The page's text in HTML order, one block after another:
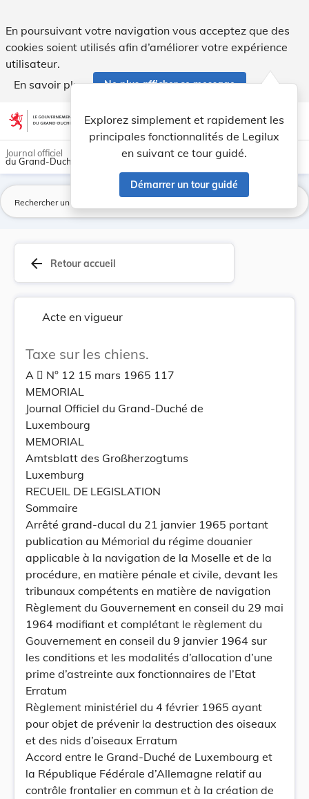
En poursuivant votre navigation vous acceptez que des
cookies soient utilisés afin d’améliorer votre expérience
utilisateur.
En savoir plus
Ne plus afficher ce message
Aller au contenu account_circle help Aide
Explorez simplement et rapidement les
principales fonctionnalités de Legilux
en suivant ce tour guidé.
Démarrer un tour guidé
light_mode dark_mode
Journal officiel
du Grand-Duché de Luxembourg
arrow_back Retour accueil
Acte en vigueur
Taxe sur les chiens.
A  N° 12 15 mars 1965 117
MEMORIAL
Journal Officiel du Grand-Duché de
Luxembourg
MEMORIAL
Amtsblatt des Großherzogtums
Luxemburg
RECUEIL DE LEGISLATION
Sommaire
Arrêté grand-ducal du 21 janvier 1965 portant
publication au Mémorial du régime douanier
applicable à la navigation de la Moselle et de la
procédure, en matière pénale et civile, devant les
tribunaux compétents en matière de navigation
Règlement du Gouvernement en conseil du 29 mai
1964 modifiant et complétant le règlement du
Gouvernement en conseil du 9 janvier 1964 sur
les conditions et les modalités d’allocation d’une
prime d’astreinte aux fonctionnaires de l’Etat
Erratum
Règlement ministériel du 4 février 1965 ayant
pour objet de prévenir la destruction des oiseaux
et des nids d’oiseaux Erratum
Accord entre le Grand-Duché de Luxembourg et
la République Fédérale d’Allemagne relatif au
contrôle frontalier en commun et à la création de